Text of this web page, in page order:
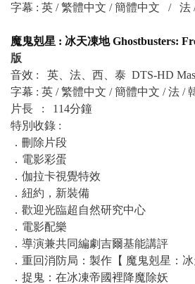
字幕 : 英 / 繁體中文 / 簡體中文 / 法
魔鬼剋星 : 冰天凍地 Ghostbusters:
版
音效 : 英、法、西、泰 DTS-HD
字幕 : 英 / 繁體中文 / 簡體中文 / 法 /
片長 : 114分鐘
特別收錄 :
． 刪除片段
． 電影彩蛋
． 伽拉卡視覺特效
． 紐約，新裝備
． 歡迎光臨超自然研究中心
． 電影配樂
． 導演兼共同編劇吉爾基能講評
． 重回消防局：製作【 魔鬼剋星：冰
． 捉鬼：在冰凍帝國裡降魔除妖